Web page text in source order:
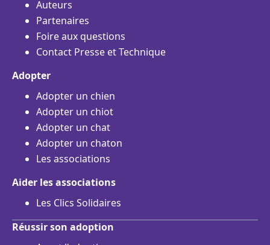
Auteurs
Partenaires
Foire aux questions
Contact Presse et Technique
Adopter
Adopter un chien
Adopter un chiot
Adopter un chat
Adopter un chaton
Les associations
Aider les associations
Les Clics Solidaires
Réussir son adoption